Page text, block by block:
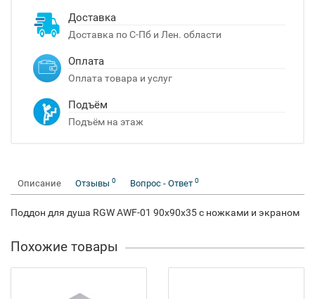
Доставка
Доставка по С-Пб и Лен. области
Оплата
Оплата товара и услуг
Подъём
Подъём на этаж
Описание Отзывы 0 Вопрос - Ответ 0
Поддон для душа RGW AWF-01 90x90x35 с ножками и экраном
Похожие товары